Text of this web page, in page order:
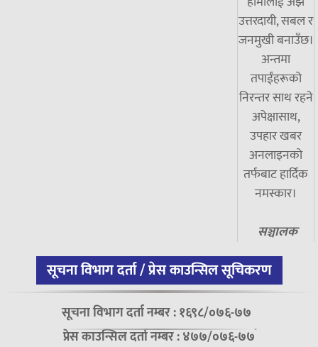
उत्तरदायी, सबल र
जनमुखी बनाउँछ।
अन्तमा
तपाईंहरूको
निरन्तर साथ रहने
अपेक्षासाथ,
उपहार खबर
अनलाइनको
तर्फबाट हार्दिक
नमस्कार।
सञ्चालक
सूचना विभाग दर्ता / प्रेस काउन्सिल सूचिकरण
सूचना विभाग दर्ता नम्बर : १६९८/०७६-७७
प्रेस काउन्सिल दर्ता नम्बर : ४७७/०७६-७७